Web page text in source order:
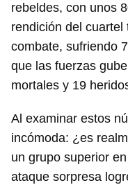
rebeldes, con unos
rendición del
combate, sufriendo
que las fuerzas
mortales y 19
Al examinar estos
incómoda: ¿es
un grupo superior
ataque sorpresa